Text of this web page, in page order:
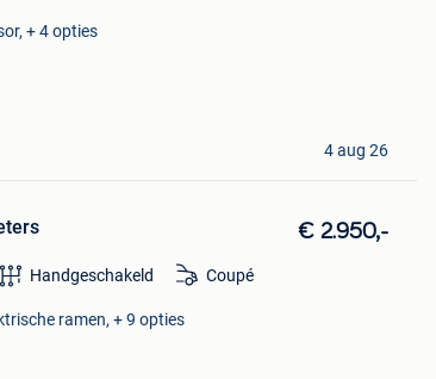
+ 4 opties
4 aug 26
€ 2.950,-
Handgeschakeld Coupé
ramen, + 9 opties